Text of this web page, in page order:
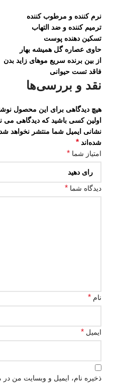
نرم کننده و مرطوب کننده
ترمیم کننده و ضد التهاب
تسکین دهنده پوست
حاوی عصاره گل همیشه بهار
از بین برنده سریع موهای زاید بدن
فاقد تست حیوانی
نقد و بررسی‌ها
هیچ دیدگاهی برای این محصول
اولین کسی باشید که دیدگاهی
نشانی ایمیل شما منتشر نخواهد
شده‌اند *
امتیاز شما *
دیدگاه شما *
نام *
ایمیل *
ذخیره نام، ایمیل و وبسایت من در